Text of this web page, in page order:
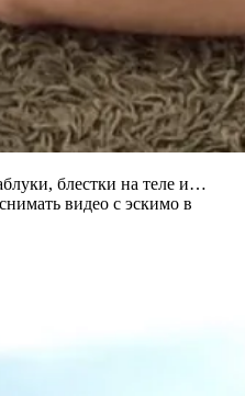
блестки на теле и…
видео с эскимо в